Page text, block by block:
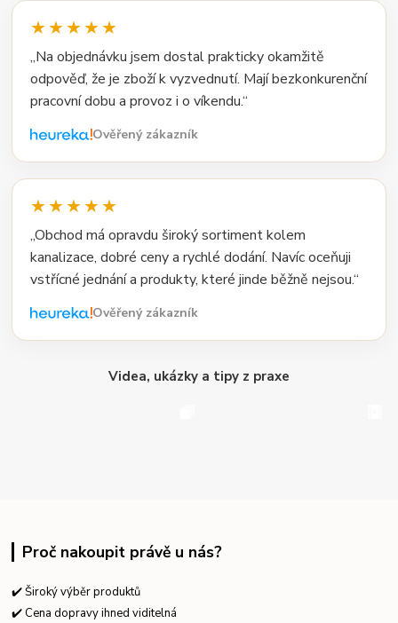
★★★★★
„Na objednávku jsem dostal prakticky okamžitě
odpověď, že je zboží k vyzvednutí. Mají bezkonkurenční
pracovní dobu a provoz i o víkendu.“
Ověřený zákazník
★★★★★
„Obchod má opravdu široký sortiment kolem
kanalizace, dobré ceny a rychlé dodání. Navíc oceňuji
vstřícné jednání a produkty, které jinde běžně nejsou.“
Ověřený zákazník
Videa, ukázky a tipy z praxe
Proč nakoupit právě u nás?
✔️ Široký výběr produktů
✔️ Cena dopravy ihned viditelná